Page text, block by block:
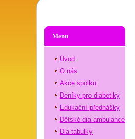
Menu
Úvod
O nás
Akce spolku
Deníky pro diabetiky
Edukační přednášky
Dětské dia ambulance
Dia tabulky